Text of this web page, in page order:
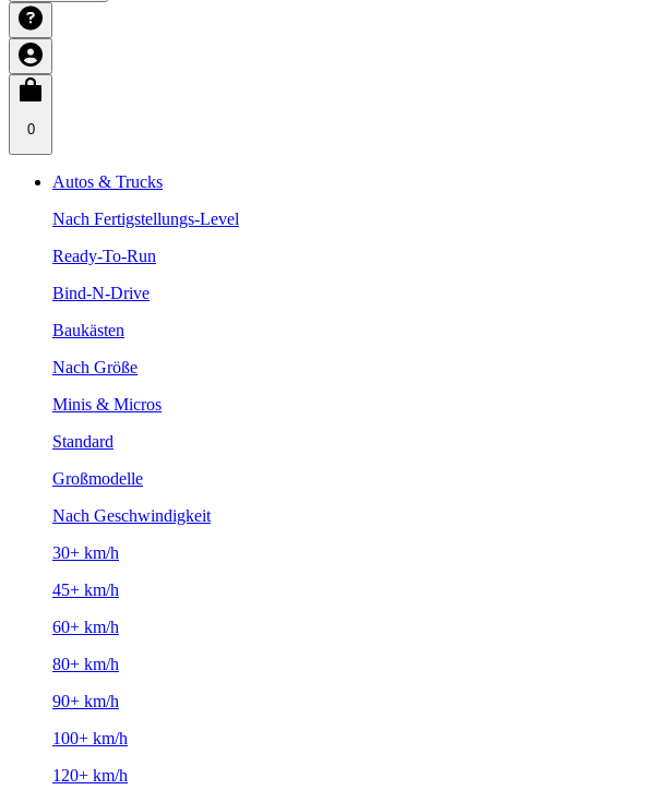
0
Autos & Trucks
Nach Fertigstellungs-Level
Ready-To-Run
Bind-N-Drive
Baukästen
Nach Größe
Minis & Micros
Standard
Großmodelle
Nach Geschwindigkeit
30+ km/h
45+ km/h
60+ km/h
80+ km/h
90+ km/h
100+ km/h
120+ km/h